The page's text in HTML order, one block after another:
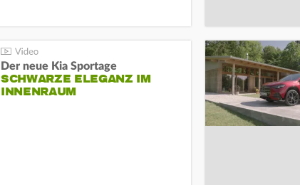
Der neue Kia Sportage
SCHWARZE ELEGANZ IM
INNENRAUM